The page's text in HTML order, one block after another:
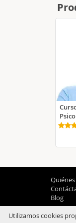
Blog
Utilizamos cookies